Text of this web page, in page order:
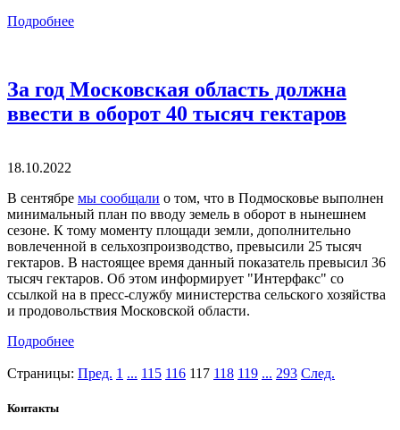
Подробнее
За год Московская область должна
ввести в оборот 40 тысяч гектаров
18.10.2022
В сентябре мы сообщали о том, что в Подмосковье выполнен
минимальный план по вводу земель в оборот в нынешнем
сезоне. К тому моменту площади земли, дополнительно
вовлеченной в сельхозпроизводство, превысили 25 тысяч
гектаров. В настоящее время данный показатель превысил 36
тысяч гектаров. Об этом информирует "Интерфакс" со
ссылкой на в пресс-службу министерства сельского хозяйства
и продовольствия Московской области.
Подробнее
Страницы: Пред. 1 ... 115 116 117 118 119 ... 293 След.
Контакты